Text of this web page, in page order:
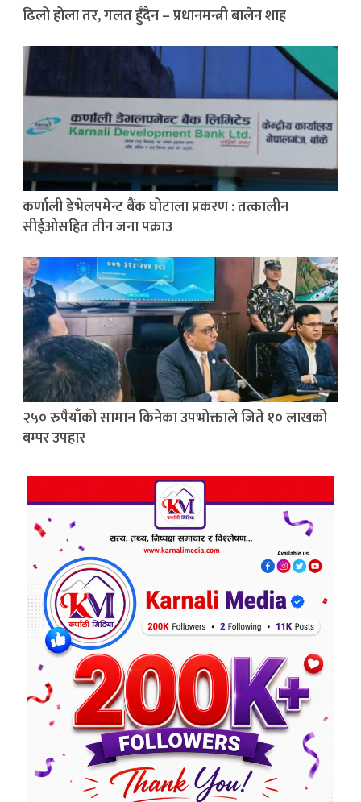
ढिलो होला तर, गलत हुँदैन – प्रधानमन्त्री बालेन शाह
कर्णाली डेभेलपमेन्ट बैंक घोटाला प्रकरण : तत्कालीन
सीईओसहित तीन जना पक्राउ
२५० रुपैयाँको सामान किनेका उपभोक्ताले जिते १० लाखको
बम्पर उपहार